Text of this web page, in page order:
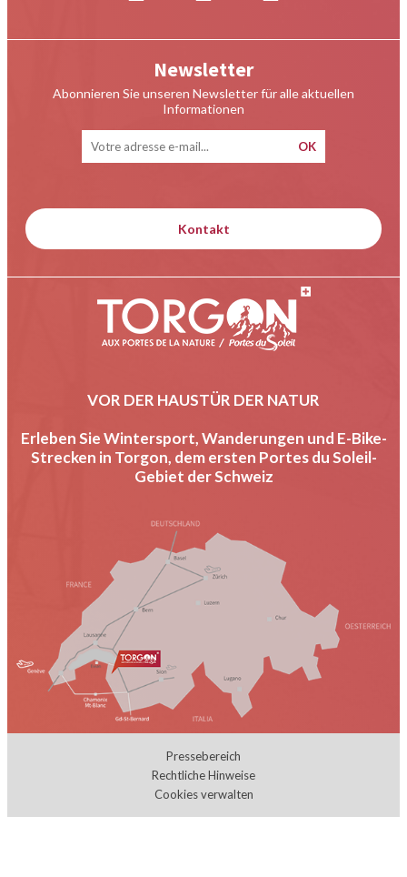
Newsletter
Abonnieren Sie unseren Newsletter für alle aktuellen
Informationen
Kontakt
VOR DER HAUSTÜR DER NATUR
Erleben Sie Wintersport, Wanderungen und E-Bike-
Strecken in Torgon, dem ersten Portes du Soleil-
Gebiet der Schweiz
Pressebereich
Rechtliche Hinweise
Cookies verwalten